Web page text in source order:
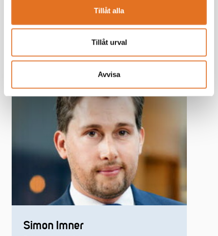
Tillåt alla
Tillåt urval
Avvisa
18 december
Simon Imner